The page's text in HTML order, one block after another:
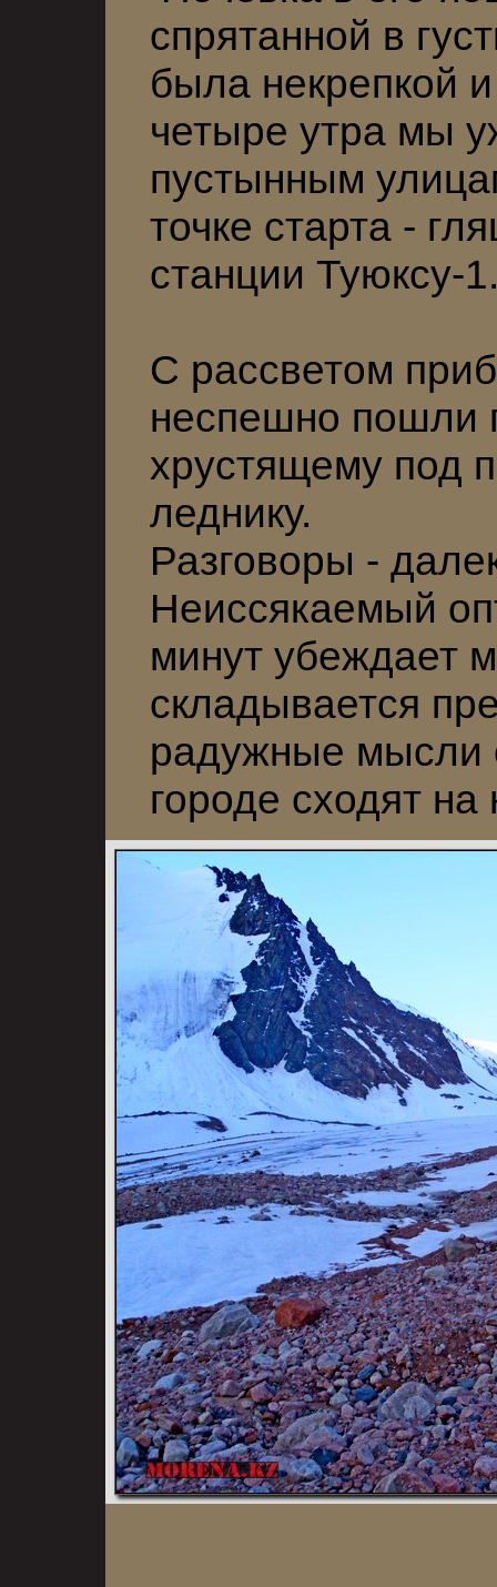
спрятанной в
была некрепкой
четыре утра мы
пустынным
точке старта -
станции Туюксу-
С рассветом
неспешно пошли
хрустящему под
леднику.
Разговоры -
Неиссякаемый
минут убеждает
складывается
радужные
городе сходят на